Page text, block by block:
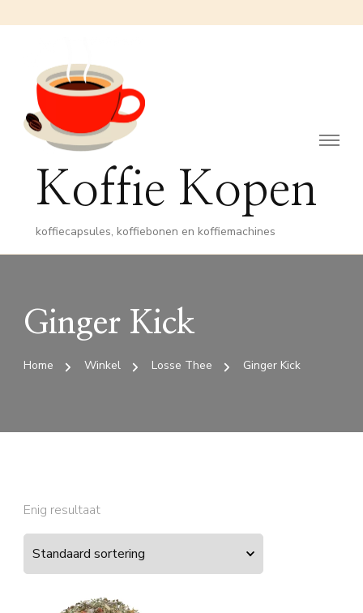
Koffie Kopen
koffiecapsules, koffiebonen en koffiemachines
Ginger Kick
Home Winkel Losse Thee Ginger Kick
Enig resultaat